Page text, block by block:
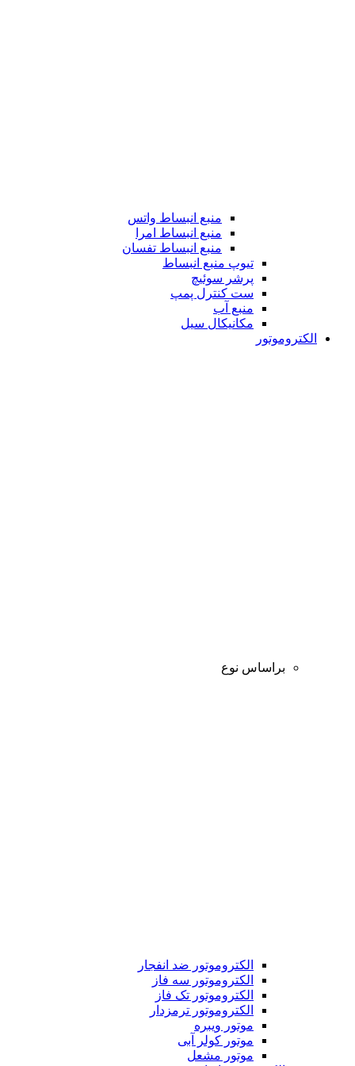
منبع انبساط واتس
منبع انبساط امرا
منبع انبساط تفسان
تیوپ منبع انبساط
پرشر سوئیچ
ست کنترل پمپ
منبع آب
مکانیکال سیل
الکتروموتور
براساس نوع
الکتروموتور ضد انفجار
الکتروموتور سه فاز
الکتروموتور تک فاز
الکتروموتور ترمزدار
موتور ویبره
موتور کولر آبی
موتور مشعل